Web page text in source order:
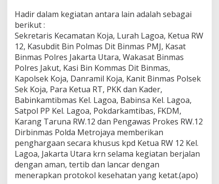
Hadir dalam kegiatan antara lain adalah sebagai
berikut :
Sekretaris Kecamatan Koja, Lurah Lagoa, Ketua RW
12, Kasubdit Bin Polmas Dit Binmas PMJ, Kasat
Binmas Polres Jakarta Utara, Wakasat Binmas
Polres Jakut, Kasi Bin Kommas Dit Binmas,
Kapolsek Koja, Danramil Koja, Kanit Binmas Polsek
Sek Koja, Para Ketua RT, PKK dan Kader,
Babinkamtibmas Kel. Lagoa, Babinsa Kel. Lagoa,
Satpol PP Kel. Lagoa, Pokdarkamtibas, FKDM,
Karang Taruna RW.12 dan Pengawas Prokes RW.12
Dirbinmas Polda Metrojaya memberikan
penghargaan secara khusus kpd Ketua RW 12 Kel.
Lagoa, Jakarta Utara krn selama kegiatan berjalan
dengan aman, tertib dan lancar dengan
menerapkan protokol kesehatan yang ketat.(apo)